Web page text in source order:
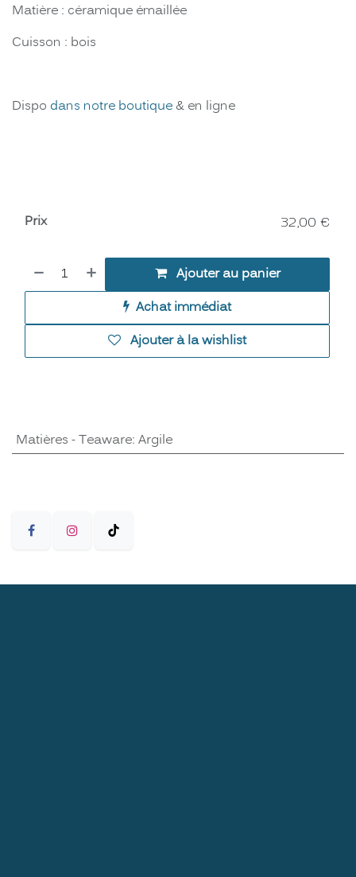
Matière : céramique émaillée
Cuisson : bois
Dispo dans notre boutique & en ligne
Ajouter au panier
Achat immédiat
Ajouter à la wishlist
Prix 32,00 €
Matières - Teaware: Argile